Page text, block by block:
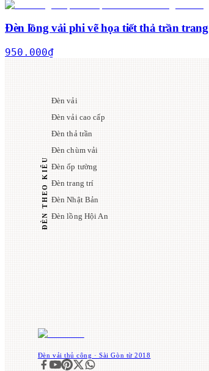
Đèn lồng vải phi vẽ họa tiết thả trần
950.000₫
ĐÈN THEO KIỂU
Đèn vải
Đèn vải cao cấp
Đèn thả trần
Đèn chùm vải
Đèn ốp tường
Đèn trang trí
Đèn Nhật Bản
Đèn lồng Hội An
Đèn vải thủ công · Sài Gòn từ 2018